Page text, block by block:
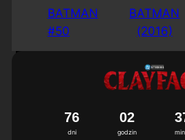
BATMAN
#50
BATMAN
(2016)
dni
76
godzin
02 3